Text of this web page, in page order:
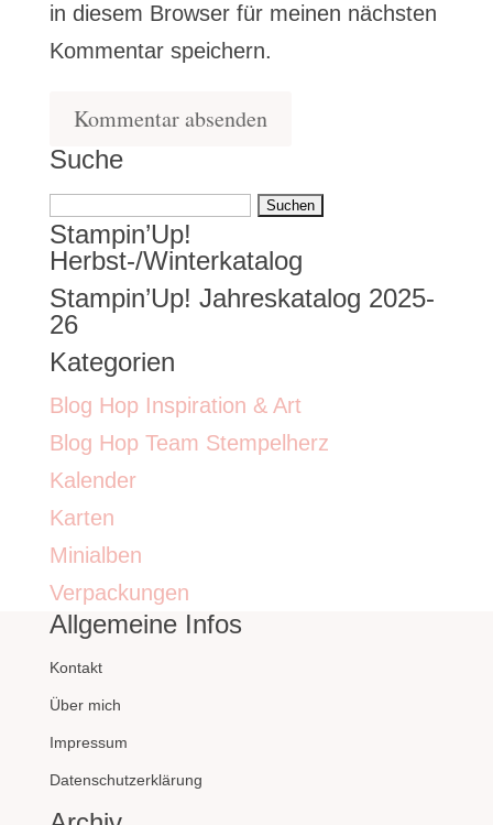
in diesem Browser für meinen nächsten
Kommentar speichern.
Suche
Suchen
nach:
Stampin’Up!
Herbst-/Winterkatalog
Stampin’Up! Jahreskatalog 2025-
26
Kategorien
Blog Hop Inspiration & Art
Blog Hop Team Stempelherz
Kalender
Karten
Minialben
Verpackungen
Allgemeine Infos
Kontakt
Über mich
Impressum
Datenschutzerklärung